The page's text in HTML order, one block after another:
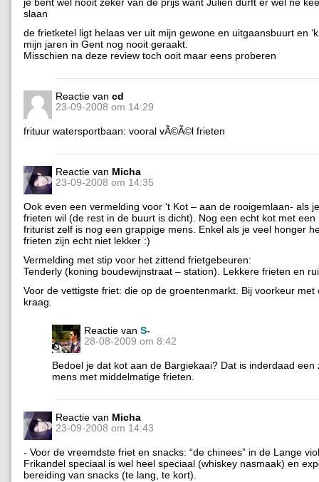
slaan
de frietketel ligt helaas ver uit mijn gewone en uitgaansbuurt en
mijn jaren in Gent nog nooit geraakt.
Misschien na deze review toch ooit maar eens proberen
Reactie van cd
23-09-2008 om 14:29
frituur watersportbaan: vooral vÃ©Ã©l frieten
Reactie van Micha
23-09-2008 om 14:35
Ook even een vermelding voor ‘t Kot – aan de rooigemlaan- als
frieten wil (de rest in de buurt is dicht). Nog een echt kot met een
friturist zelf is nog een grappige mens. Enkel als je veel honger
frieten zijn echt niet lekker :)
Vermelding met stip voor het zittend frietgebeuren:
Tenderly (koning boudewijnstraat – station). Lekkere frieten en
Voor de vettigste friet: die op de groentenmarkt. Bij voorkeur met
kraag.
Reactie van S-
28-08-2009 om 8:42
Bedoel je dat kot aan de Bargiekaai? Dat is inderdaad een
mens met middelmatige frieten.
Reactie van Micha
23-09-2008 om 14:43
- Voor de vreemdste friet en snacks: “de chinees” in de Lange
Frikandel speciaal is wel heel speciaal (whiskey nasmaak) en
bereiding van snacks (te lang, te kort).